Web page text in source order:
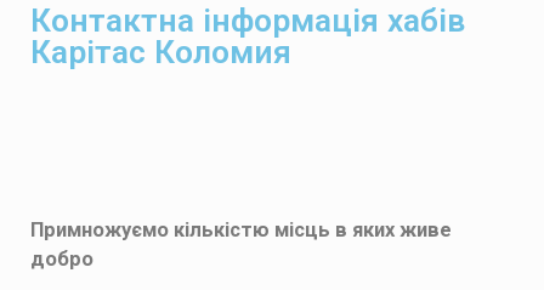
Контактна інформація хабів
Карітас Коломия
Примножуємо кількістю місць в яких живе
добро